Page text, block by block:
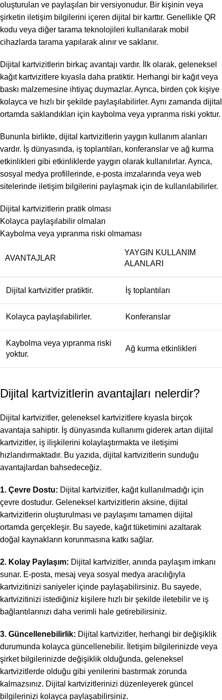
oluşturulan ve paylaşılan bir versiyonudur. Bir kişinin veya
şirketin iletişim bilgilerini içeren dijital bir karttır. Genellikle QR
kodu veya diğer tarama teknolojileri kullanılarak mobil
cihazlarda tarama yapılarak alınır ve saklanır.
Dijital kartvizitlerin birkaç avantajı vardır. İlk olarak, geleneksel
kağıt kartvizitlere kıyasla daha pratiktir. Herhangi bir kağıt veya
baskı malzemesine ihtiyaç duymazlar. Ayrıca, birden çok kişiye
kolayca ve hızlı bir şekilde paylaşılabilirler. Aynı zamanda dijital
ortamda saklandıkları için kaybolma veya yıpranma riski yoktur.
Bununla birlikte, dijital kartvizitlerin yaygın kullanım alanları
vardır. İş dünyasında, iş toplantıları, konferanslar ve ağ kurma
etkinlikleri gibi etkinliklerde yaygın olarak kullanılırlar. Ayrıca,
sosyal medya profillerinde, e-posta imzalarında veya web
sitelerinde iletişim bilgilerini paylaşmak için de kullanılabilirler.
Dijital kartvizitlerin pratik olması
Kolayca paylaşılabilir olmaları
Kaybolma veya yıpranma riski olmaması
AVANTAJLAR
YAYGIN KULLANIM
ALANLARI
Dijital kartvizitler pratiktir. İş toplantıları
Kolayca paylaşılabilirler. Konferanslar
Kaybolma veya yıpranma riski
yoktur.
Ağ kurma etkinlikleri
Dijital kartvizitlerin avantajları nelerdir?
Dijital kartvizitler, geleneksel kartvizitlere kıyasla birçok
avantaja sahiptir. İş dünyasında kullanımı giderek artan dijital
kartvizitler, iş ilişkilerini kolaylaştırmakta ve iletişimi
hızlandırmaktadır. Bu yazıda, dijital kartvizitlerin sunduğu
avantajlardan bahsedeceğiz.
1. Çevre Dostu: Dijital kartvizitler, kağıt kullanılmadığı için
çevre dostudur. Geleneksel kartvizitlerin aksine, dijital
kartvizitlerin oluşturulması ve paylaşımı tamamen dijital
ortamda gerçekleşir. Bu sayede, kağıt tüketimini azaltarak
doğal kaynakların korunmasına katkı sağlar.
2. Kolay Paylaşım: Dijital kartvizitler, anında paylaşım imkanı
sunar. E-posta, mesaj veya sosyal medya aracılığıyla
kartvizitinizi saniyeler içinde paylaşabilirsiniz. Bu sayede,
kartvizitinizi istediğiniz kişilere hızlı bir şekilde iletebilir ve iş
bağlantılarınızı daha verimli hale getirebilirsiniz.
3. Güncellenebilirlik: Dijital kartvizitler, herhangi bir değişiklik
durumunda kolayca güncellenebilir. İletişim bilgilerinizde veya
şirket bilgilerinizde değişiklik olduğunda, geleneksel
kartvizitlerde olduğu gibi yenilerini bastırmak zorunda
kalmazsınız. Dijital kartvizitlerinizi düzenleyerek güncel
bilgilerinizi kolayca paylaşabilirsiniz.